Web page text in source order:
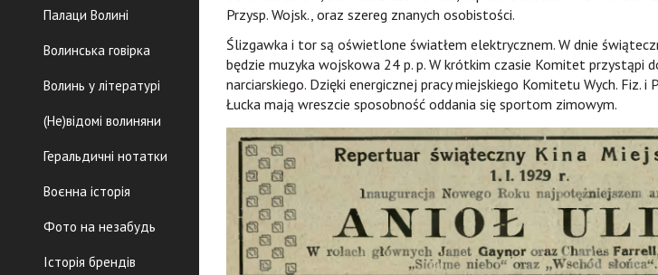
Палаци Волині
Волинська говірка
Волинь у літературі
(Не)відомі волиняни
Геральдичні нотатки
Воєнна історія
Фото на незабудь
Історія брендів
Przysp. Wojsk., oraz szereg znanych osobistości.
Ślizgawka i tor są oświetlone światłem elektrycznem. W dnie
będzie muzyka wojskowa 24 p. p. W krótkim czasie Komitet przystąpi
narciarskiego. Dzięki energicznej pracy miejskiego Komitetu Wych. Fiz. i
Łucka mają wreszcie sposobność oddania się sportom zimowym.